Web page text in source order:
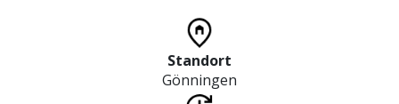
Standort
Gönningen